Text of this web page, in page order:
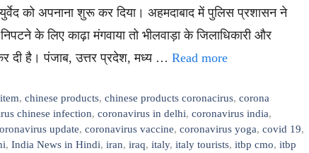
को अपनाना शुरू कर दिया। अहमदाबाद में पुलिस प्रशासन ने
के लिए काढ़ा मंगवाया तो भीलवाड़ा के जिलाधिकारी और
दी है। पंजाब, उत्तर प्रदेश, मध्य … Read more
,chinese products,chinese products coronacirus,corona
chinese infection, coronavirus in delhi, coronavirus india,
update, coronavirus vaccine, coronavirus yoga, covid 19,
, India News in Hindi, iran, iraq, italy, italy tourists, itbp cmo, itbp